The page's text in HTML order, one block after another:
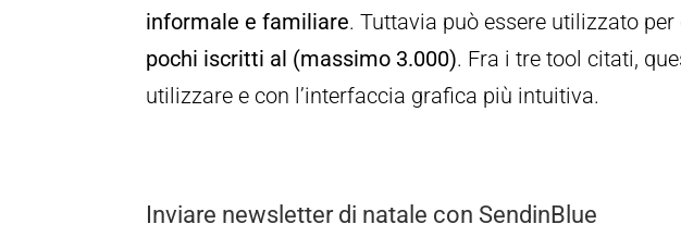
informale e familiare. Tuttavia può essere utilizzato
pochi iscritti al (massimo 3.000). Fra i tre tool citati,
utilizzare e con l’interfaccia grafica più intuitiva.
Inviare newsletter di natale con SendinBlue